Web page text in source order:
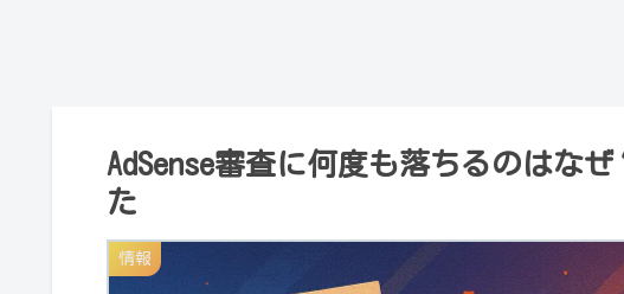
AdSense審査に何度も落ちるのはな
た
情報